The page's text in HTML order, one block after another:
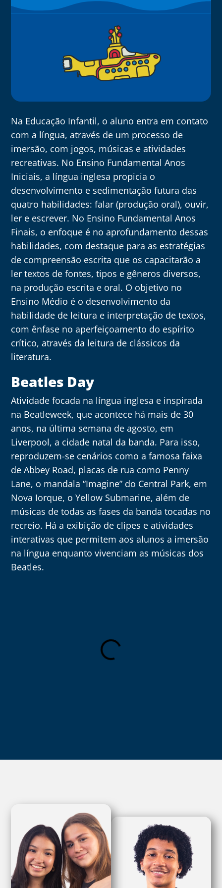
Na Educação Infantil, o aluno entra em contato
com a língua, através de um processo de
imersão, com jogos, músicas e atividades
recreativas. No Ensino Fundamental Anos
Iniciais, a língua inglesa propicia o
desenvolvimento e sedimentação futura das
quatro habilidades: falar (produção oral), ouvir,
ler e escrever. No Ensino Fundamental Anos
Finais, o enfoque é no aprofundamento dessas
habilidades, com destaque para as estratégias
de compreensão escrita que os capacitarão a
ler textos de fontes, tipos e gêneros diversos,
na produção escrita e oral. O objetivo no
Ensino Médio é o desenvolvimento da
habilidade de leitura e interpretação de textos,
com ênfase no aperfeiçoamento do espírito
crítico, através da leitura de clássicos da
literatura.
Beatles Day
Atividade focada na língua inglesa e inspirada
na Beatleweek, que acontece há mais de 30
anos, na última semana de agosto, em
Liverpool, a cidade natal da banda. Para isso,
reproduzem-se cenários como a famosa faixa
de Abbey Road, placas de rua como Penny
Lane, o mandala “Imagine” do Central Park, em
Nova Iorque, o Yellow Submarine, além de
músicas de todas as fases da banda tocadas no
recreio. Há a exibição de clipes e atividades
interativas que permitem aos alunos a imersão
na língua enquanto vivenciam as músicas dos
Beatles.